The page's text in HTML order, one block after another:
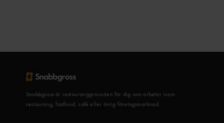
Snabbgross är restauranggrossisten för dig som arbetar inom
restaurang, fastfood, café eller övrig företagsmarknad.